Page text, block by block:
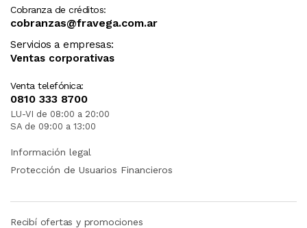
Cobranza de créditos:
cobranzas@fravega.com.ar
Servicios a empresas:
Ventas corporativas
Venta telefónica:
0810 333 8700
LU-VI de 08:00 a 20:00
SA de 09:00 a 13:00
Información legal
Protección de Usuarios Financieros
Recibí ofertas y promociones